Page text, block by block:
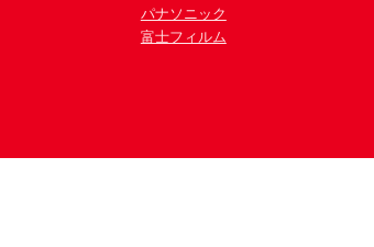
パナソニック
富士フィルム